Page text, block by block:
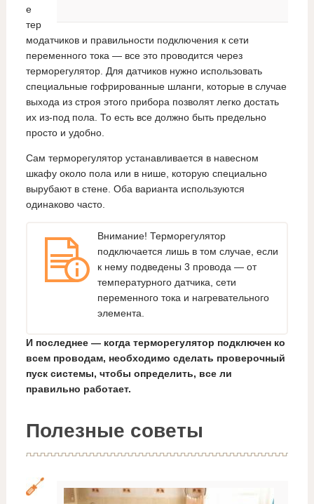
е
тер
модатчиков и правильности подключения к сети
переменного тока — все это проводится через
терморегулятор. Для датчиков нужно использовать
специальные гофрированные шланги, которые в случае
выхода из строя этого прибора позволят легко достать
их из-под пола. То есть все должно быть предельно
просто и удобно.
Сам терморегулятор устанавливается в навесном
шкафу около пола или в нише, которую специально
вырубают в стене. Оба варианта используются
одинаково часто.
Внимание! Терморегулятор
подключается лишь в том случае, если
к нему подведены 3 провода — от
температурного датчика, сети
переменного тока и нагревательного
элемента.
И последнее — когда терморегулятор подключен ко
всем проводам, необходимо сделать проверочный
пуск системы, чтобы определить, все ли
правильно работает.
Полезные советы